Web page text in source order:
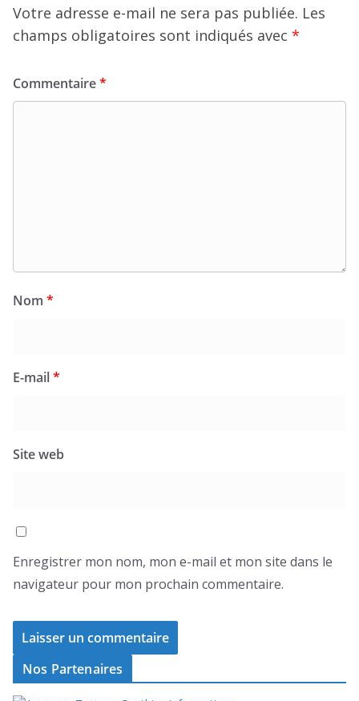
Votre adresse e-mail ne sera pas publiée. Les
champs obligatoires sont indiqués avec *
Commentaire*
Nom *
E-mail*
Site web
Enregistrer mon nom, mon e-mail et mon site dans le
navigateur pour mon prochain commentaire.
Nos Partenaires